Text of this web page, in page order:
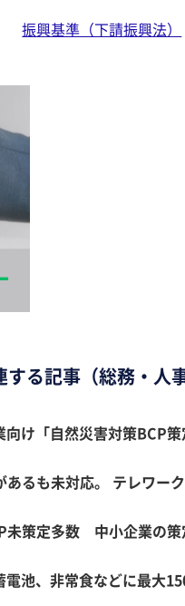
振興基準（下請振興法）
る記事（総務・人
向け「自然災害対策BCP
るも未対応。 テレワー
未策定多数 中小企業の
電池、非常食などに最大